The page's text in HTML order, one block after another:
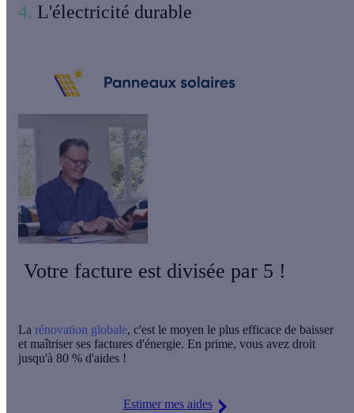
4. L'électricité durable
Votre facture est divisée par 5 !
La rénovation globale, c'est le moyen le plus efficace de baisser
et maîtriser ses factures d'énergie. En prime, vous avez droit
jusqu'à 80 % d'aides !
Estimer mes aides